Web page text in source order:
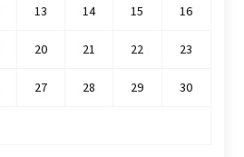
13 14 15 16
20 21 22 23
27 28 29 30